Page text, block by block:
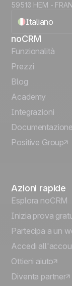
59510 HEM -
Italiano
English
Español
Português
Deutsch
noCRM
Funzionalità
Prezzi
Blog
Academy
Integrazioni
Positive Group
Azioni rapide
Esplora noCRM
Inizia prova
Partecipa a un
Accedi
Ottieni aiuto
Diventa partner